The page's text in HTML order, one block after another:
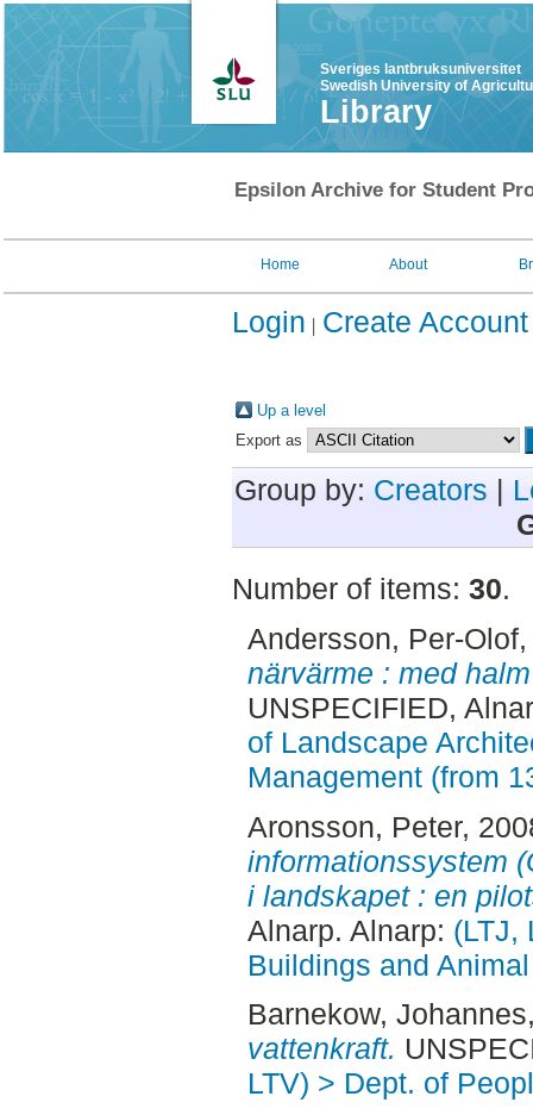
Sveriges lantbruksuniversitet
Swedish University of
Library
Epsilon Archive for Student
Home About
Login Create Account
Up a level
Export as
Group by: Creators |
Number of items: 30.
Andersson, Per-Olof
närvärme : med
UNSPECIFIED,
of Landscape
Management (from
Aronsson, Peter,
informationssystem
i landskapet : en
Alnarp. Alnarp: (LTJ,
Buildings and
Barnekow, Johannes
vattenkraft.
LTV) > Dept. of